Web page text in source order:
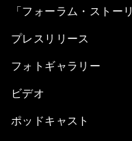
「フォーラム・ストー
プレスリリース
フォトギャラリー
ビデオ
ポッドキャスト